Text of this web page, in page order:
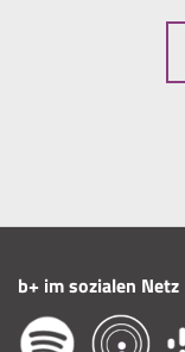
b+ im sozialen Netz